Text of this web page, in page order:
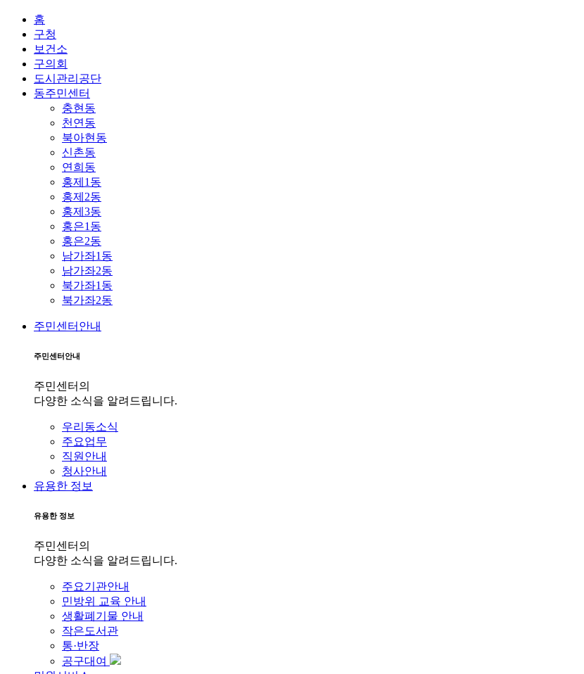
홈
구청
보건소
구의회
도시관리공단
동주민센터
충현동
천연동
북아현동
신촌동
연희동
홍제1동
홍제2동
홍제3동
홍은1동
홍은2동
남가좌1동
남가좌2동
북가좌1동
북가좌2동
주민센터안내
주민센터안내
주민센터의
다양한 소식을 알려드립니다.
우리동소식
주요업무
직원안내
청사안내
유용한 정보
유용한 정보
주민센터의
다양한 소식을 알려드립니다.
주요기관안내
민방위 교육 안내
생활폐기물 안내
작은도서관
통·반장
공구대여